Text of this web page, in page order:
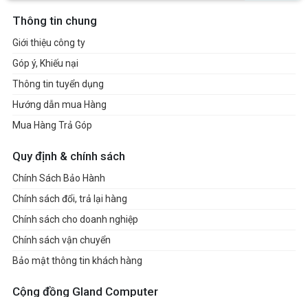
Thông tin chung
Giới thiệu công ty
Góp ý, Khiếu nại
Thông tin tuyển dụng
Hướng dẫn mua Hàng
Mua Hàng Trả Góp
Quy định & chính sách
Chính Sách Bảo Hành
Chính sách đổi, trả lại hàng
Chính sách cho doanh nghiệp
Chính sách vận chuyển
Bảo mật thông tin khách hàng
Cộng đồng Gland Computer